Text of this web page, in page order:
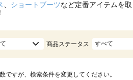
ショートブーツなど定番アイテムを
商品ステータス すべて
すが、検索条件を変更してください。